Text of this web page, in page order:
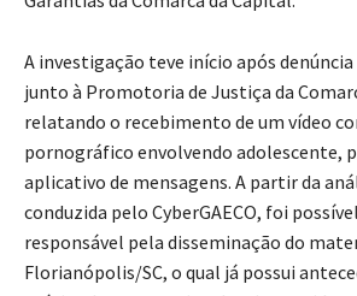
A investigação teve início após
junto à Promotoria de Justiça da
relatando o recebimento de um vídeo
pornográfico envolvendo adolescente,
aplicativo de mensagens. A partir da
conduzida pelo CyberGAECO, foi
responsável pela disseminação do
Florianópolis/SC, o qual já possui